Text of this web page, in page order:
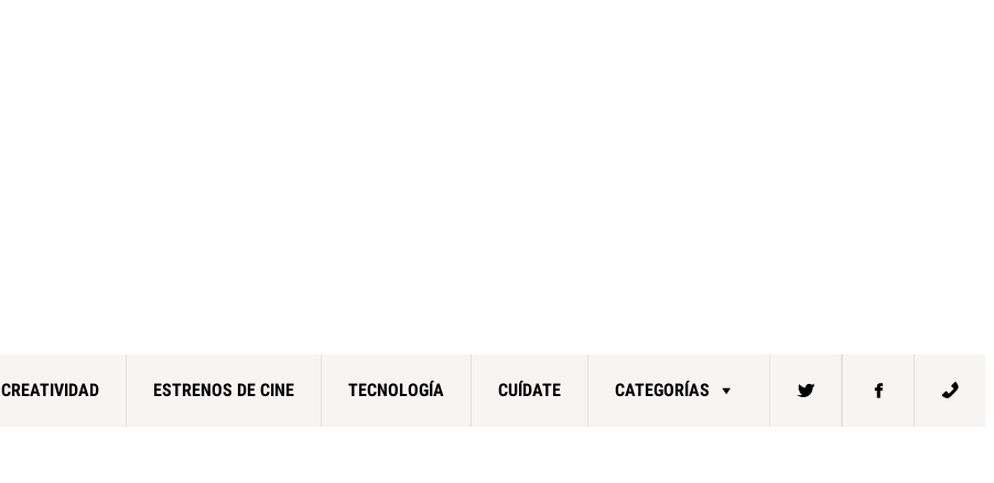
CREATIVIDAD ESTRENOS DE CINE TECNOLOGÍA CUÍDATE CATEGORÍAS